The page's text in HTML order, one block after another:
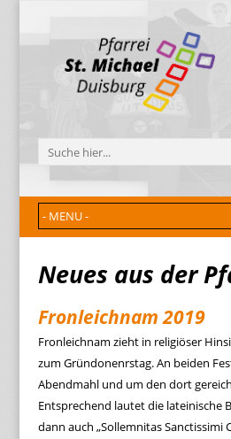
Neues aus der
Fronleichnam 2019
Fronleichnam zieht in religiöser
zum Gründonenrstag. An beiden
Abendmahl und um den dort
Entsprechend lautet die lateinische
dann auch „Sollemnitas Sanctissimi